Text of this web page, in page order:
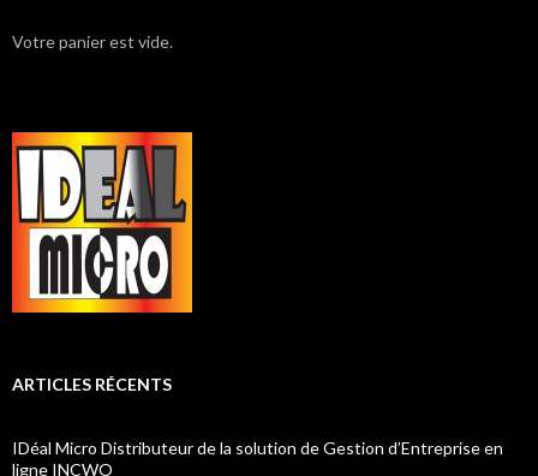
Votre panier est vide.
ARTICLES RÉCENTS
IDéal Micro Distributeur de la solution de Gestion d’Entreprise en
ligne INCWO